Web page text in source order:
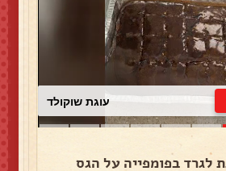
עוגת שוקולד
לגרד בפומפייה על הגס